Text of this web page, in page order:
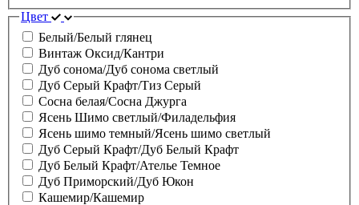
Цвет
Белый/Белый глянец
Винтаж Оксид/Кантри
Дуб сонома/Дуб сонома светлый
Дуб Серый Крафт/Тиз Серый
Сосна белая/Сосна Джурга
Ясень Шимо светлый/Филадельфия
Ясень шимо темный/Ясень шимо светлый
Дуб Серый Крафт/Дуб Белый Крафт
Дуб Белый Крафт/Ателье Темное
Дуб Приморский/Дуб Юкон
Кашемир/Кашемир